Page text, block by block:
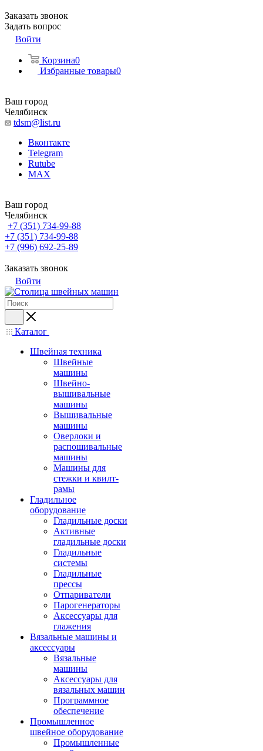
Заказать звонок
Задать вопрос
Войти
Корзина0
Избранные товары0
Ваш город
Челябинск
tdsm@list.ru
Вконтакте
Telegram
Rutube
MAX
Ваш город
Челябинск
+7 (351) 734-99-88
+7 (351) 734-99-88
+7 (996) 692-25-89
Заказать звонок
Войти
Каталог
Швейная техника
Швейные
машины
Швейно-
вышивальные
машины
Вышивальные
машины
Оверлоки и
распошивальные
машины
Машины для
стежки и квилт-
рамы
Гладильное
оборудование
Гладильные доски
Активные
гладильные доски
Гладильные
системы
Гладильные
прессы
Отпариватели
Парогенераторы
Аксессуары для
глажения
Вязальные машины и
аксессуары
Вязальные
машины
Аксессуары для
вязальных машин
Программное
обеспечение
Промышленное
швейное оборудование
Промышленные